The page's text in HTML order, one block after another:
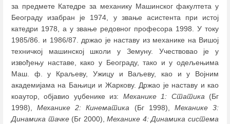
за предмете Катедре за механику Машинског факултета у
Београду изабран је 1974, у звање асистента при истој
катедри 1978, а у звање редовног професора 1998. У току
1985/86. и 1986/87. држао је наставу из механике на Вишој
техничкој машинској школи у Земуну. Учествовао је у
извођењу наставе, како у Београду, тако и у одељењима
Маш. ф. у Краљеву, Ужицу и Ваљеву, као и у Војним
академијама на Бањици и Жаркову. Држао је наставу и као
коаутор, објавио уџбенике из: Механике 1: Статика(Бг
1998),Механике 2: Кинематика (Бг 1998), Механике 3:
Динамика тачке(Бг 2000),Механике 4: Динамика система